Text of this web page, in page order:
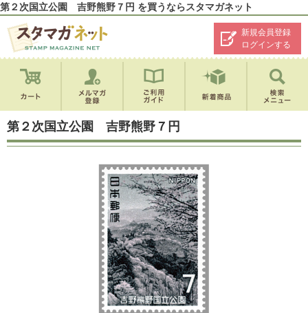
第２次国立公園 吉野熊野７円 を買うならスタマガネット
新規会員登録
ログインする
第２次国立公園 吉野熊野７円